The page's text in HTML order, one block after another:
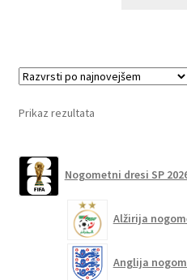
Prikaz rezultata
Nogometni dresi SP
Alžirija
Anglija